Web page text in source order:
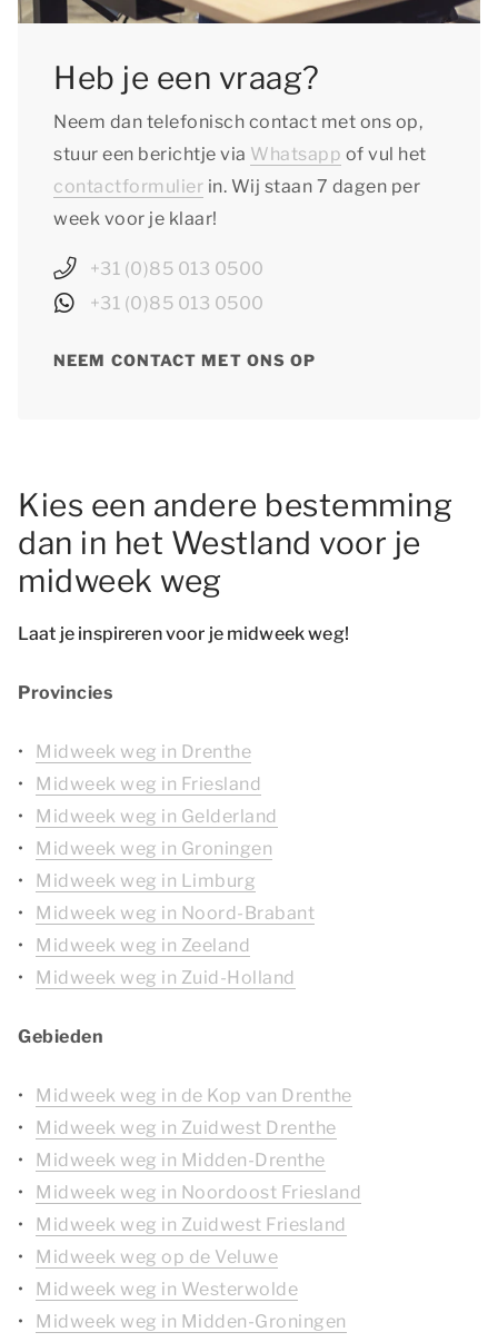
Heb je een vraag?
Neem dan telefonisch contact met ons op,
stuur een berichtje via Whatsapp of vul het
contactformulier in. Wij staan 7 dagen per
week voor je klaar!
+31 (0)85 013 0500
+31 (0)85 013 0500
NEEM CONTACT MET ONS OP
Kies een andere bestemming
dan in het Westland voor je
midweek weg
Laat je inspireren voor je midweek weg!
Provincies
Midweek weg in Drenthe
Midweek weg in Friesland
Midweek weg in Gelderland
Midweek weg in Groningen
Midweek weg in Limburg
Midweek weg in Noord-Brabant
Midweek weg in Zeeland
Midweek weg in Zuid-Holland
Gebieden
Midweek weg in de Kop van Drenthe
Midweek weg in Zuidwest Drenthe
Midweek weg in Midden-Drenthe
Midweek weg in Noordoost Friesland
Midweek weg in Zuidwest Friesland
Midweek weg op de Veluwe
Midweek weg in Westerwolde
Midweek weg in Midden-Groningen